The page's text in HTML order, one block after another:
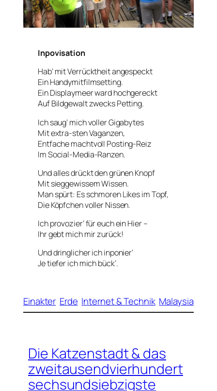
Inpovisation
Hab‘ mit Verrücktheit angespeckt
Ein Handymitfilmsetting.
Ein Displaymeer ward hochgereckt
Auf Bildgewalt zwecks Petting.
Ich saug‘ mich voller Gigabytes
Mit extra-sten Vaganzen,
Entfache machtvoll Posting-Reiz
Im Social-Media-Ranzen.
Und alles drückt den grünen Knopf
Mit sieggewissem Wissen.
Man spürt: Es schmoren Likes im Topf,
Die Köpfchen voller Nissen.
Ich provozier‘ für euch ein Hier –
Ihr gebt mich mir zurück!
Und dringlicher ich inponier‘
Je tiefer ich mich bück‘.
Einakter Erde Internet & Technik Malaysia
Die Katzenstadt & das
zweitausendvierhundert
sechsundsiebzigste